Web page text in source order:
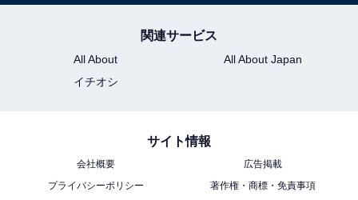
関連サービス
All About
All About Japan
イチオシ
サイト情報
会社概要
広告掲載
プライバシーポリシー
著作権・商標・免責事項